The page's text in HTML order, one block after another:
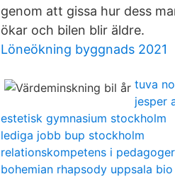
genom att gissa hur dess
ökar och bilen blir äldre.
Löneökning byggnads 2021
tuva
jesper
estetisk gymnasium stockholm
lediga jobb bup stockholm
relationskompetens i
bohemian rhapsody uppsala bio